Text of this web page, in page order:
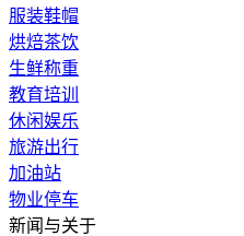
服装鞋帽
烘焙茶饮
生鲜称重
教育培训
休闲娱乐
旅游出行
加油站
物业停车
新闻与关于